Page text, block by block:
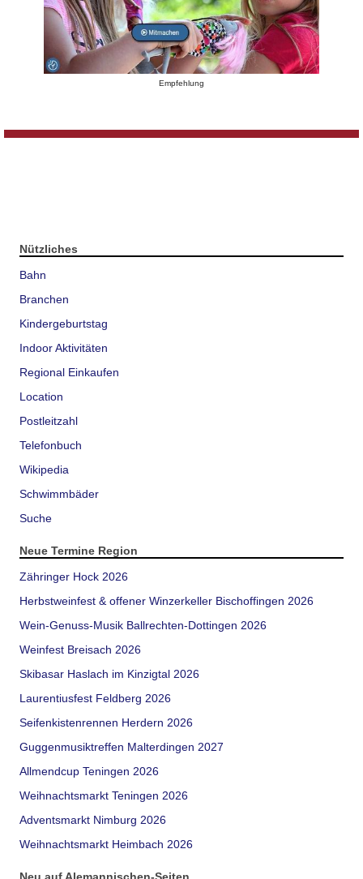
Empfehlung
Nützliches
Bahn
Branchen
Kindergeburtstag
Indoor Aktivitäten
Regional Einkaufen
Location
Postleitzahl
Telefonbuch
Wikipedia
Schwimmbäder
Suche
Neue Termine Region
Zähringer Hock 2026
Herbstweinfest & offener Winzerkeller Bischoffingen 2026
Wein-Genuss-Musik Ballrechten-Dottingen 2026
Weinfest Breisach 2026
Skibasar Haslach im Kinzigtal 2026
Laurentiusfest Feldberg 2026
Seifenkistenrennen Herdern 2026
Guggenmusiktreffen Malterdingen 2027
Allmendcup Teningen 2026
Weihnachtsmarkt Teningen 2026
Adventsmarkt Nimburg 2026
Weihnachtsmarkt Heimbach 2026